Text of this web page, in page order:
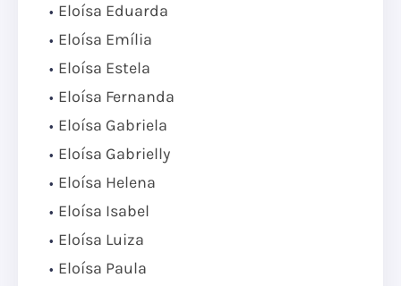
Eloísa Eduarda
Eloísa Emília
Eloísa Estela
Eloísa Fernanda
Eloísa Gabriela
Eloísa Gabrielly
Eloísa Helena
Eloísa Isabel
Eloísa Luiza
Eloísa Paula